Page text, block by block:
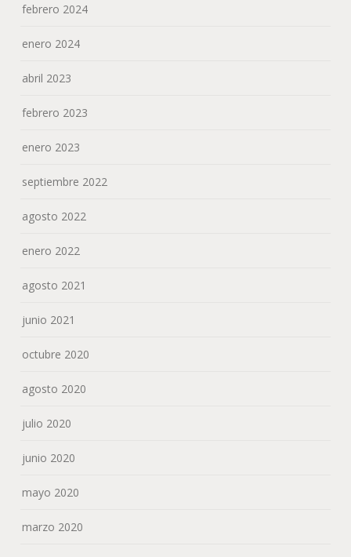
febrero 2024
enero 2024
abril 2023
febrero 2023
enero 2023
septiembre 2022
agosto 2022
enero 2022
agosto 2021
junio 2021
octubre 2020
agosto 2020
julio 2020
junio 2020
mayo 2020
marzo 2020